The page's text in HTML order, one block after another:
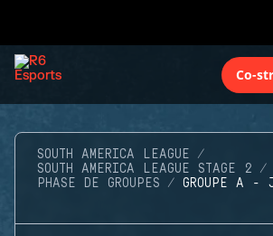
Co-
SOUTH AMERICA LEAGUE
SOUTH AMERICA LEAGUE STAGE 2
PHASE DE GROUPES
GROUPE A -